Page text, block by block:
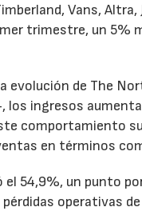
Vans,
trimestre, un 5%
de The
ingresos
comportamiento
en términos
54,9%, un punto
operativas